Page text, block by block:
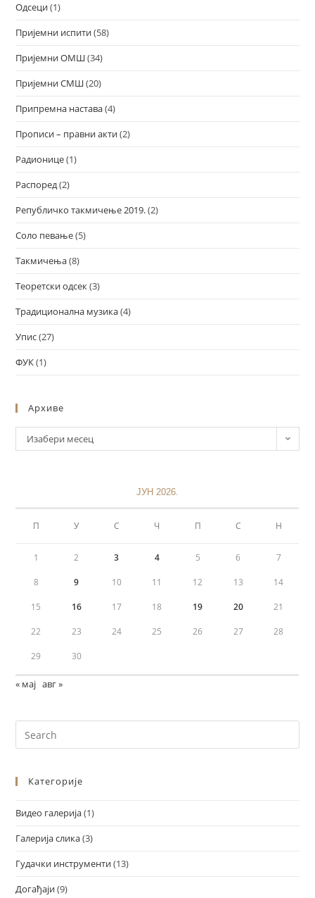
Одсеци(1)
Пријемни испити(58)
Пријемни ОМШ(34)
Пријемни СМШ(20)
Припремна настава(4)
Прописи – правни акти(2)
Радионице(1)
Распоред(2)
Републичко такмичење 2019.(2)
Соло певање(5)
Такмичења(8)
Теоретски одсек(3)
Традиционална музика(4)
Упис(27)
ФУК(1)
Архиве
Изабери месец
ЈУН 2026.
П У С Ч П С Н
1 2 3 4 5 6 7
8 9 10 11 12 13 14
15 16 17 18 19 20 21
22 23 24 25 26 27 28
29 30
« мај авг »
Категорије
Видео галерија(1)
Галерија слика(3)
Гудачки инструменти(13)
Догађаји(9)